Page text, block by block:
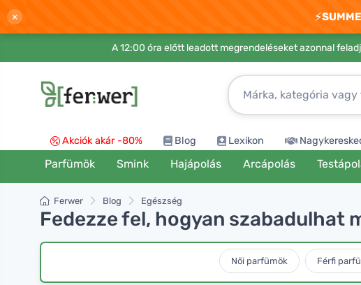
× ⚡
A 12:00 óra előtt leadott megrendeléseket azonnal
Akciók akár -80% Blog Lexikon
Parfümök Smink Hajápolás Arcápolás
Ferwer Blog Egészség
Fedezze fel, hogyan szabadulhat
Női parfümök Férfi